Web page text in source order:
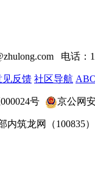
电话：
见反馈 社区导航
000024号 京公网
内筑龙网 （100835）